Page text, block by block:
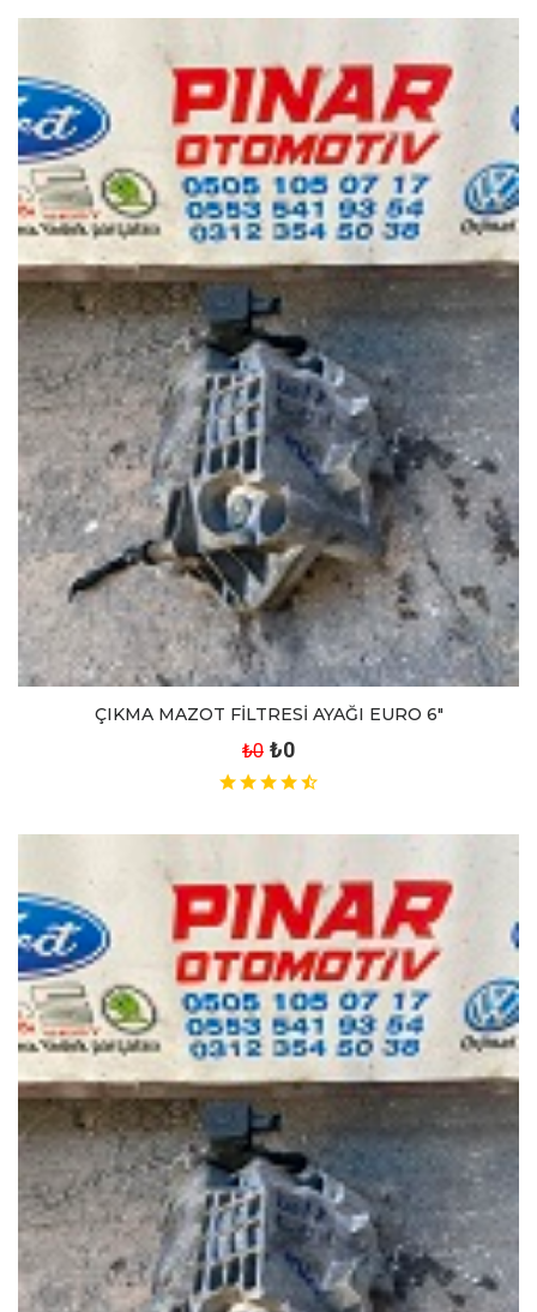
ÇIKMA MAZOT FİLTRESİ AYAĞI EURO 6"
₺0 ₺0